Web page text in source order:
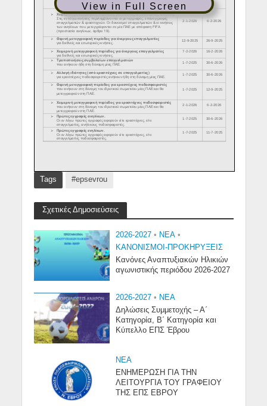
View in Full Screen
Tags #epsevrou
Σχετικές Δημοσιεύσεις
2026-2027 • NEA •
ΚΑΝΟΝΙΣΜΟΙ-ΠΡΟΚΗΡΥΞΕΙΣ
Κανόνες Αναπτυξιακών Ηλικιών
αγωνιστικής περιόδου 2026-2027
2026-2027 • NEA
Δηλώσεις Συμμετοχής – Α΄
Κατηγορία, Β΄ Κατηγορία και
Κύπελλο ΕΠΣ Έβρου
NEA
ΕΝΗΜΕΡΩΣΗ ΓΙΑ ΤΗΝ
ΛΕΙΤΟΥΡΓΙΑ ΤΟΥ ΓΡΑΦΕΙΟΥ
ΤΗΣ ΕΠΣ ΕΒΡΟΥ